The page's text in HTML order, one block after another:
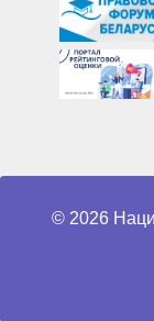
© 2026